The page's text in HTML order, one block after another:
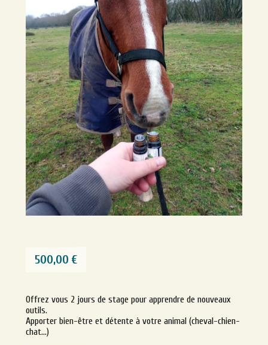
500,00 €
Offrez vous 2 jours de stage pour apprendre de nouveaux
outils.
Apporter bien-être et détente à votre animal (cheval-chien-
chat…)